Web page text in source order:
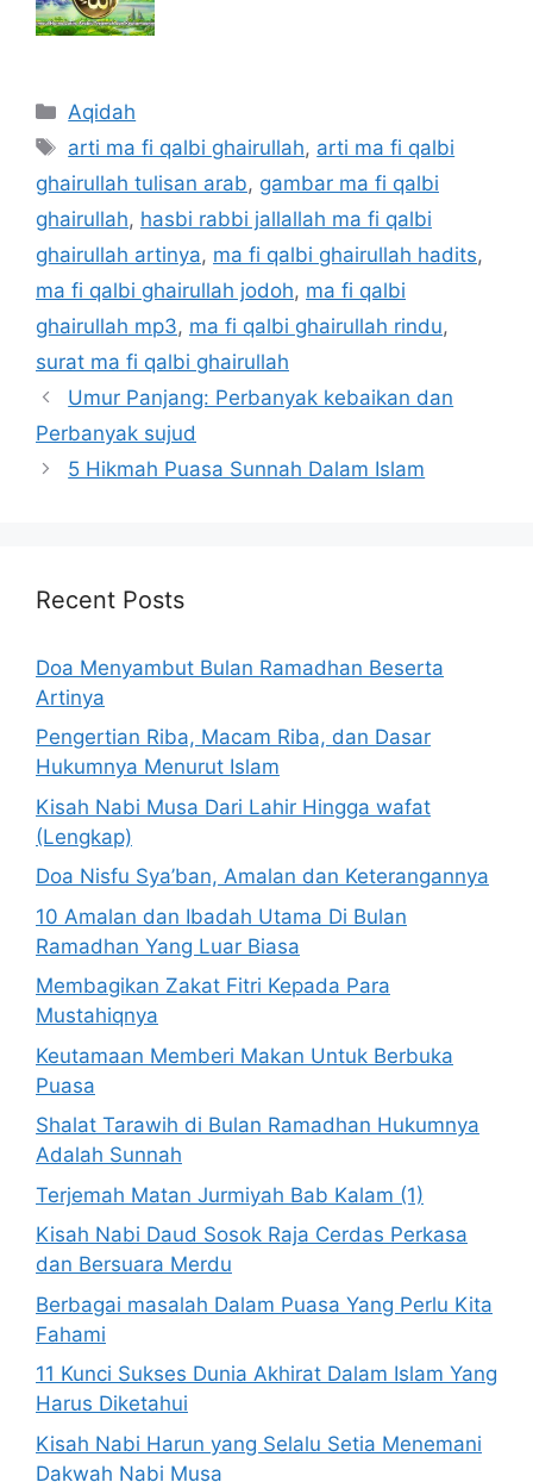
Categories
Aqidah
Tags
arti ma fi qalbi ghairullah, arti ma fi qalbi
ghairullah tulisan arab, gambar ma fi qalbi
ghairullah, hasbi rabbi jallallah ma fi qalbi
ghairullah artinya, ma fi qalbi ghairullah hadits,
ma fi qalbi ghairullah jodoh, ma fi qalbi
ghairullah mp3, ma fi qalbi ghairullah rindu,
surat ma fi qalbi ghairullah
Umur Panjang: Perbanyak kebaikan dan
Perbanyak sujud
5 Hikmah Puasa Sunnah Dalam Islam
Recent Posts
Doa Menyambut Bulan Ramadhan Beserta
Artinya
Pengertian Riba, Macam Riba, dan Dasar
Hukumnya Menurut Islam
Kisah Nabi Musa Dari Lahir Hingga wafat
(Lengkap)
Doa Nisfu Sya’ban, Amalan dan Keterangannya
10 Amalan dan Ibadah Utama Di Bulan
Ramadhan Yang Luar Biasa
Membagikan Zakat Fitri Kepada Para
Mustahiqnya
Keutamaan Memberi Makan Untuk Berbuka
Puasa
Shalat Tarawih di Bulan Ramadhan Hukumnya
Adalah Sunnah
Terjemah Matan Jurmiyah Bab Kalam (1)
Kisah Nabi Daud Sosok Raja Cerdas Perkasa
dan Bersuara Merdu
Berbagai masalah Dalam Puasa Yang Perlu Kita
Fahami
11 Kunci Sukses Dunia Akhirat Dalam Islam Yang
Harus Diketahui
Kisah Nabi Harun yang Selalu Setia Menemani
Dakwah Nabi Musa